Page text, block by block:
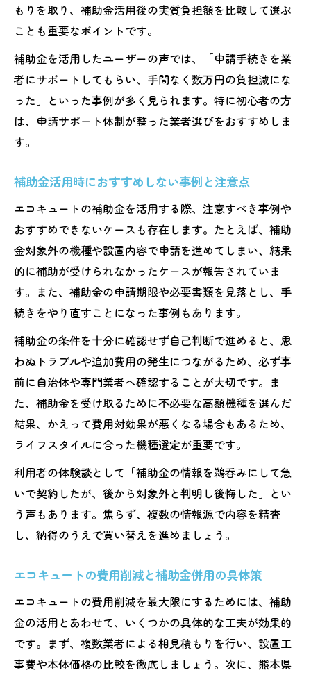
もりを取り、補助金活用後の実質負担額を比較して選ぶ
ことも重要なポイントです。
補助金を活用したユーザーの声では、「申請手続きを業
者にサポートしてもらい、手間なく数万円の負担減にな
った」といった事例が多く見られます。特に初心者の方
は、申請サポート体制が整った業者選びをおすすめしま
す。
補助金活用時におすすめしない事例と注意点
エコキュートの補助金を活用する際、注意すべき事例や
おすすめできないケースも存在します。たとえば、補助
金対象外の機種や設置内容で申請を進めてしまい、結果
的に補助が受けられなかったケースが報告されていま
す。また、補助金の申請期限や必要書類を見落とし、手
続きをやり直すことになった事例もあります。
補助金の条件を十分に確認せず自己判断で進めると、思
わぬトラブルや追加費用の発生につながるため、必ず事
前に自治体や専門業者へ確認することが大切です。ま
た、補助金を受け取るために不必要な高額機種を選んだ
結果、かえって費用対効果が悪くなる場合もあるため、
ライフスタイルに合った機種選定が重要です。
利用者の体験談として「補助金の情報を鵜呑みにして急
いで契約したが、後から対象外と判明し後悔した」とい
う声もあります。焦らず、複数の情報源で内容を精査
し、納得のうえで買い替えを進めましょう。
エコキュートの費用削減と補助金併用の具体策
エコキュートの費用削減を最大限にするためには、補助
金の活用とあわせて、いくつかの具体的な工夫が効果的
です。まず、複数業者による相見積もりを行い、設置工
事費や本体価格の比較を徹底しましょう。次に、熊本県